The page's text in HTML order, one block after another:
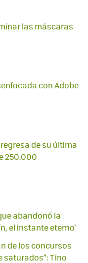
las máscaras
con Adobe
de su última
250.000
abandonó la
el instante eterno'
de los concursos
Tino